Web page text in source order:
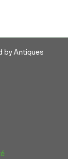
by Antiques